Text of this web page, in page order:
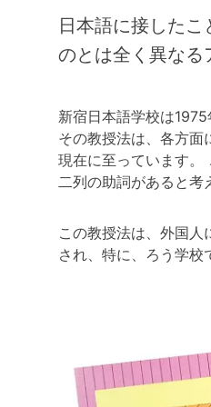
日本語に接した
のとは全く異なる
新宿日本語学校は
その教授法は、各方面
現在に至っています。
二列の助詞があると考
この教授法は、外国
され、特に、ろう学